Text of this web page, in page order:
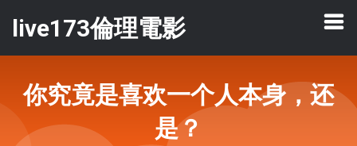
live173倫理電影
你究竟是喜欢一个人本身，还
是？